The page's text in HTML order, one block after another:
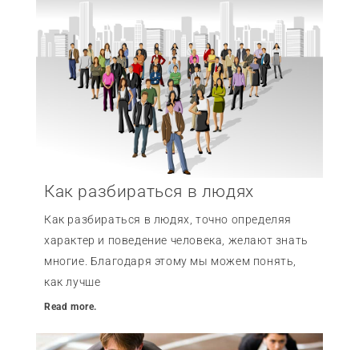
Как разбираться в людях
Как разбираться в людях, точно определяя
характер и поведение человека, желают знать
многие. Благодаря этому мы можем понять,
как лучше
Read more.